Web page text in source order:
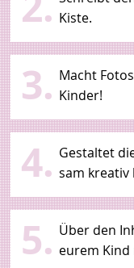
Kiste.
3. Macht
Kinder!
4. Gestaltet
sam kreativ
5. Über den
eurem